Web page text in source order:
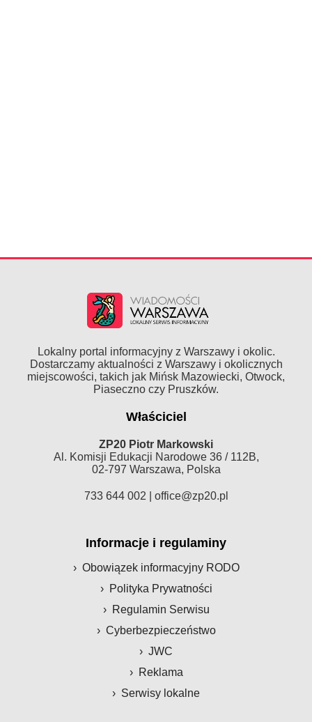
Lokalny portal informacyjny z Warszawy i okolic.
Dostarczamy aktualności z Warszawy i okolicznych
miejscowości, takich jak Mińsk Mazowiecki, Otwock,
Piaseczno czy Pruszków.
Właściciel
ZP20 Piotr Markowski
Al. Komisji Edukacji Narodowe 36 / 112B,
02-797 Warszawa, Polska
733 644 002 | office@zp20.pl
Informacje i regulaminy
Obowiązek informacyjny RODO
Polityka Prywatności
Regulamin Serwisu
Cyberbezpieczeństwo
JWC
Reklama
Serwisy lokalne